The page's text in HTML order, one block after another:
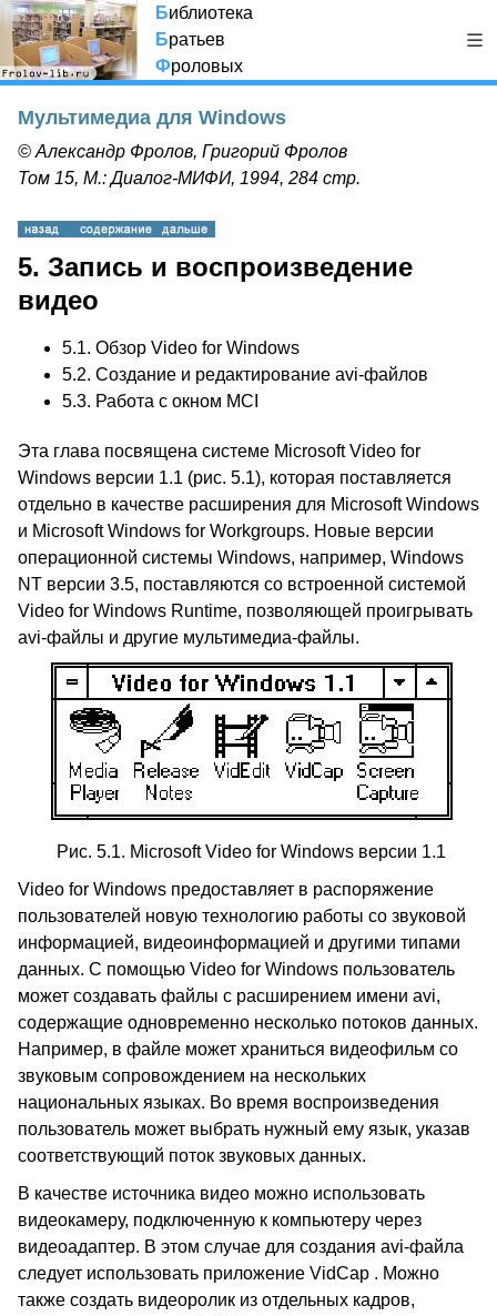
Библиотека
Братьев
Фроловых
Мультимедиа для Windows
© Александр Фролов, Григорий Фролов
Том 15, М.: Диалог-МИФИ, 1994, 284 стр.
5. Запись и воспроизведение
видео
5.1. Обзор Video for Windows
5.2. Создание и редактирование avi-файлов
5.3. Работа с окном MCI
Эта глава посвящена системе Microsoft Video for
Windows версии 1.1 (рис. 5.1), которая поставляется
отдельно в качестве расширения для Microsoft Windows
и Microsoft Windows for Workgroups. Новые версии
операционной системы Windows, например, Windows
NT версии 3.5, поставляются со встроенной системой
Video for Windows Runtime, позволяющей проигрывать
avi-файлы и другие мультимедиа-файлы.
Рис. 5.1. Microsoft Video for Windows версии 1.1
Video for Windows предоставляет в распоряжение
пользователей новую технологию работы со звуковой
информацией, видеоинформацией и другими типами
данных. С помощью Video for Windows пользователь
может создавать файлы с расширением имени avi,
содержащие одновременно несколько потоков данных.
Например, в файле может храниться видеофильм со
звуковым сопровождением на нескольких
национальных языках. Во время воспроизведения
пользователь может выбрать нужный ему язык, указав
соответствующий поток звуковых данных.
В качестве источника видео можно использовать
видеокамеру, подключенную к компьютеру через
видеоадаптер. В этом случае для создания avi-файла
следует использовать приложение VidCap . Можно
также создать видеоролик из отдельных кадров,